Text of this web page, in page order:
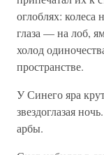
оглоблях: колеса
глаза — на лоб,
холод
пространстве.
У Синего яра
звездоглазая
арбы.